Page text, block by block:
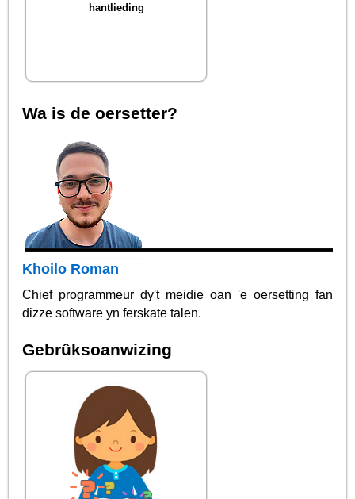
hantlieding
Wa is de oersetter?
Khoilo Roman
Chief programmeur dy't meidie oan 'e oersetting fan
dizze software yn ferskate talen.
Gebrûksoanwizing